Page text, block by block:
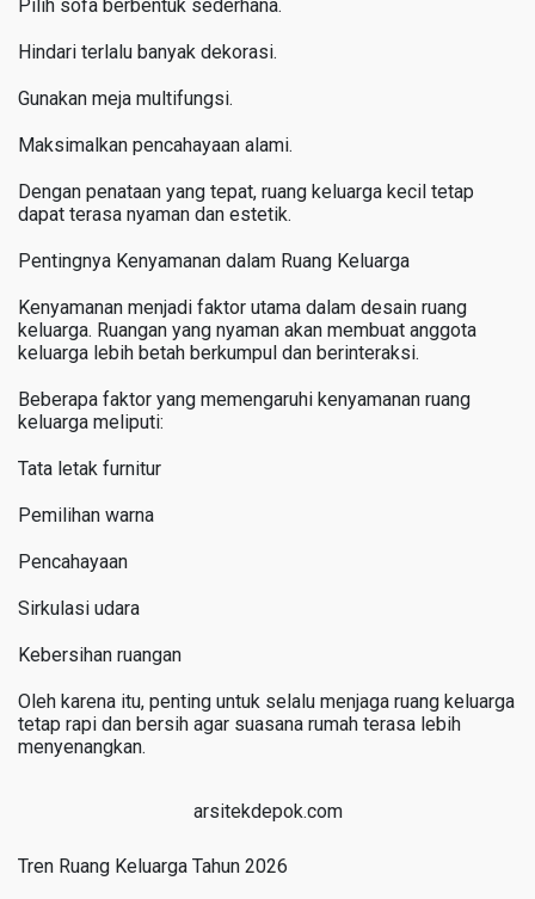
Pilih sofa berbentuk sederhana.
Hindari terlalu banyak dekorasi.
Gunakan meja multifungsi.
Maksimalkan pencahayaan alami.
Dengan penataan yang tepat, ruang keluarga kecil tetap
dapat terasa nyaman dan estetik.
Pentingnya Kenyamanan dalam Ruang Keluarga
Kenyamanan menjadi faktor utama dalam desain ruang
keluarga. Ruangan yang nyaman akan membuat anggota
keluarga lebih betah berkumpul dan berinteraksi.
Beberapa faktor yang memengaruhi kenyamanan ruang
keluarga meliputi:
Tata letak furnitur
Pemilihan warna
Pencahayaan
Sirkulasi udara
Kebersihan ruangan
Oleh karena itu, penting untuk selalu menjaga ruang keluarga
tetap rapi dan bersih agar suasana rumah terasa lebih
menyenangkan.
arsitekdepok.com
Tren Ruang Keluarga Tahun 2026